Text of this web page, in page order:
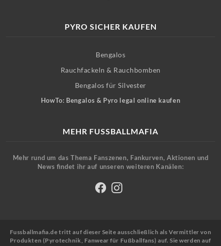
PYRO SICHER KAUFEN
Bengalos
Rauchfackeln & Rauchbomben
Bengalos für Silvester
HowTo: Bengalos & Pyro legal online kaufen
MEHR FUSSBALLMAFIA
Mehr rund um das Thema Fanszenen, Fankurven, Aktionen und
News findet ihr auf unseren weiteren Kanälen:
Fussballmafia.de tritt auf dieser Seite ausschließlich als Vermittler von
Produkten (Pyrotechnik, Fanwear für Fußballfans) auf. Sie werden auf